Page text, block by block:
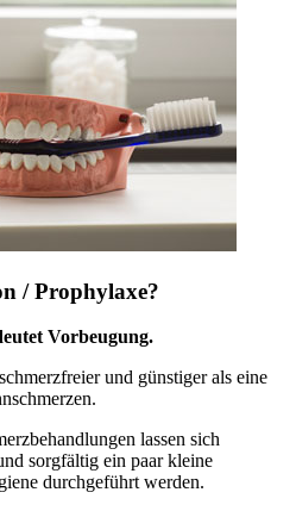
/ Prophylaxe?
Vorbeugung.
und günstiger als eine
lassen sich
sorgfältig ein paar kleine
durchgeführt werden.